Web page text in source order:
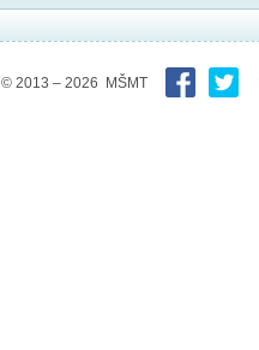
© 2013 – 2026 MŠMT